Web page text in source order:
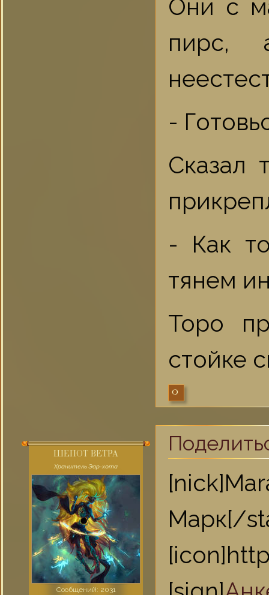
Они с
пирс,
-
Сказал
- Как
тянем
Торо
стойке
0
ШЕПОТ ВЕТРА
Хранитель Эар-хота
Сообщений: 2031
Марк[/